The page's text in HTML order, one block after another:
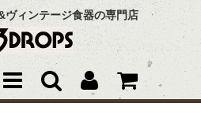
ヴィンテージ食器の専門店